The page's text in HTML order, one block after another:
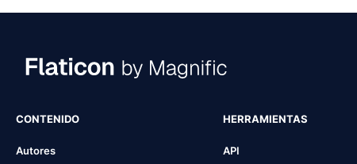
CONTENIDO
Autores
HERRAMIENTAS
API